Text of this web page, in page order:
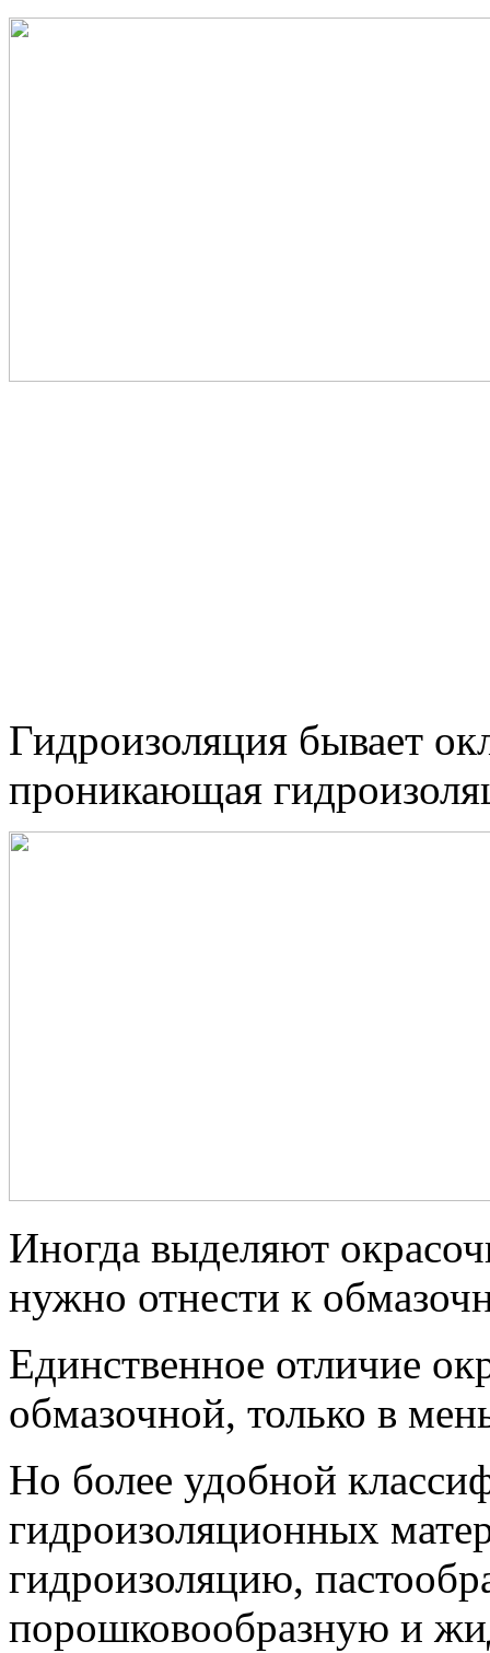
Гидроизоляция бывает
проникающая
Иногда выделяют
нужно отнести к
Единственное отличие
обмазочной, только в
Но более удобной
гидроизоляционных
гидроизоляцию,
порошковообразную и